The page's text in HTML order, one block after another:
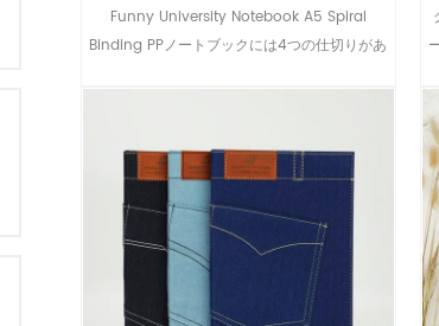
Funny University Notebook A5 Spiral
Binding PPノートブックには4つの仕切りがあ